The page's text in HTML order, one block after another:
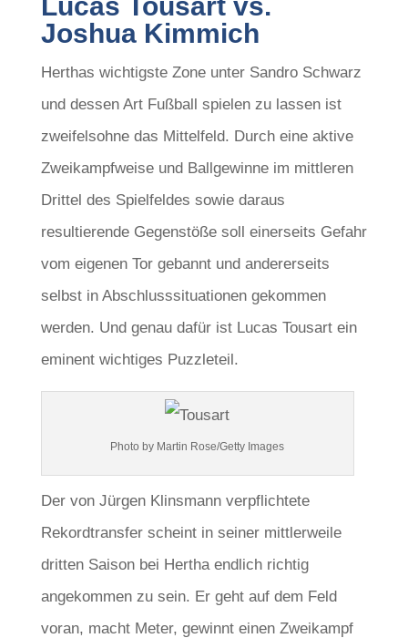
Joshua Kimmich
Herthas wichtigste Zone unter Sandro Schwarz
und dessen Art Fußball spielen zu lassen ist
zweifelsohne das Mittelfeld. Durch eine aktive
Zweikampfweise und Ballgewinne im mittleren
Drittel des Spielfeldes sowie daraus
resultierende Gegenstöße soll einerseits Gefahr
vom eigenen Tor gebannt und andererseits
selbst in Abschlusssituationen gekommen
werden. Und genau dafür ist Lucas Tousart ein
eminent wichtiges Puzzleteil.
Photo by Martin Rose/Getty Images
Der von Jürgen Klinsmann verpflichtete
Rekordtransfer scheint in seiner mittlerweile
dritten Saison bei Hertha endlich richtig
angekommen zu sein. Er geht auf dem Feld
voran, macht Meter, gewinnt einen Zweikampf